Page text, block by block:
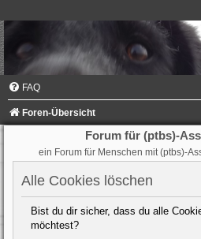
FAQ
Foren-Übersicht
Forum für (ptbs)-
ein Forum für Menschen mit (ptbs)-
Alle Cookies löschen
Bist du dir sicher, dass du alle
möchtest?